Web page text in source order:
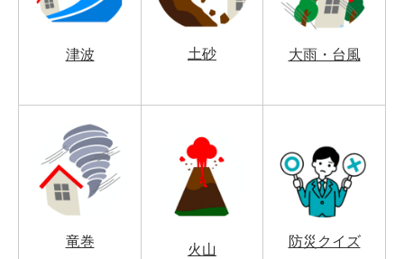
津波 土砂 大雨・台風
竜巻
火山
防災クイズ